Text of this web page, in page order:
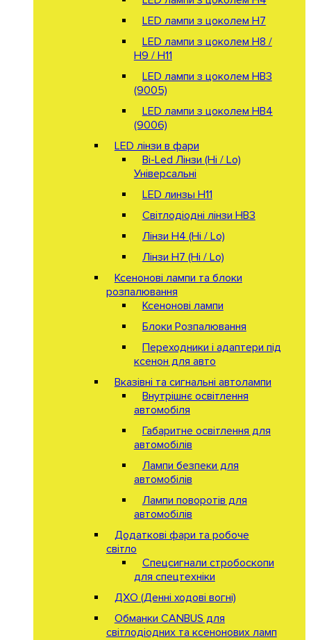
LED лампи з цоколем H7
LED лампи з цоколем H8 /
H9 / H11
LED лампи з цоколем HB3
(9005)
LED лампи з цоколем HB4
(9006)
LED лінзи в фари
Bi-Led Лінзи (Hi / Lo)
Універсальні
LED линзы H11
Світлодіодні лінзи HB3
Лінзи Н4 (Hi / Lo)
Лінзи Н7 (Hi / Lo)
Ксенонові лампи та блоки
розпалювання
Ксенонові лампи
Блоки Розпалювання
Переходники і адаптери під
ксенон для авто
Вказівні та сигнальні автолампи
Внутрішнє освітлення
автомобіля
Габаритне освітлення для
автомобілів
Лампи безпеки для
автомобілів
Лампи поворотів для
автомобілів
Додаткові фари та робоче
світло
Спецсигнали стробоскопи
для спецтехніки
ДХО (Денні ходові вогні)
Обманки CANBUS для
світлодіодних та ксенонових ламп